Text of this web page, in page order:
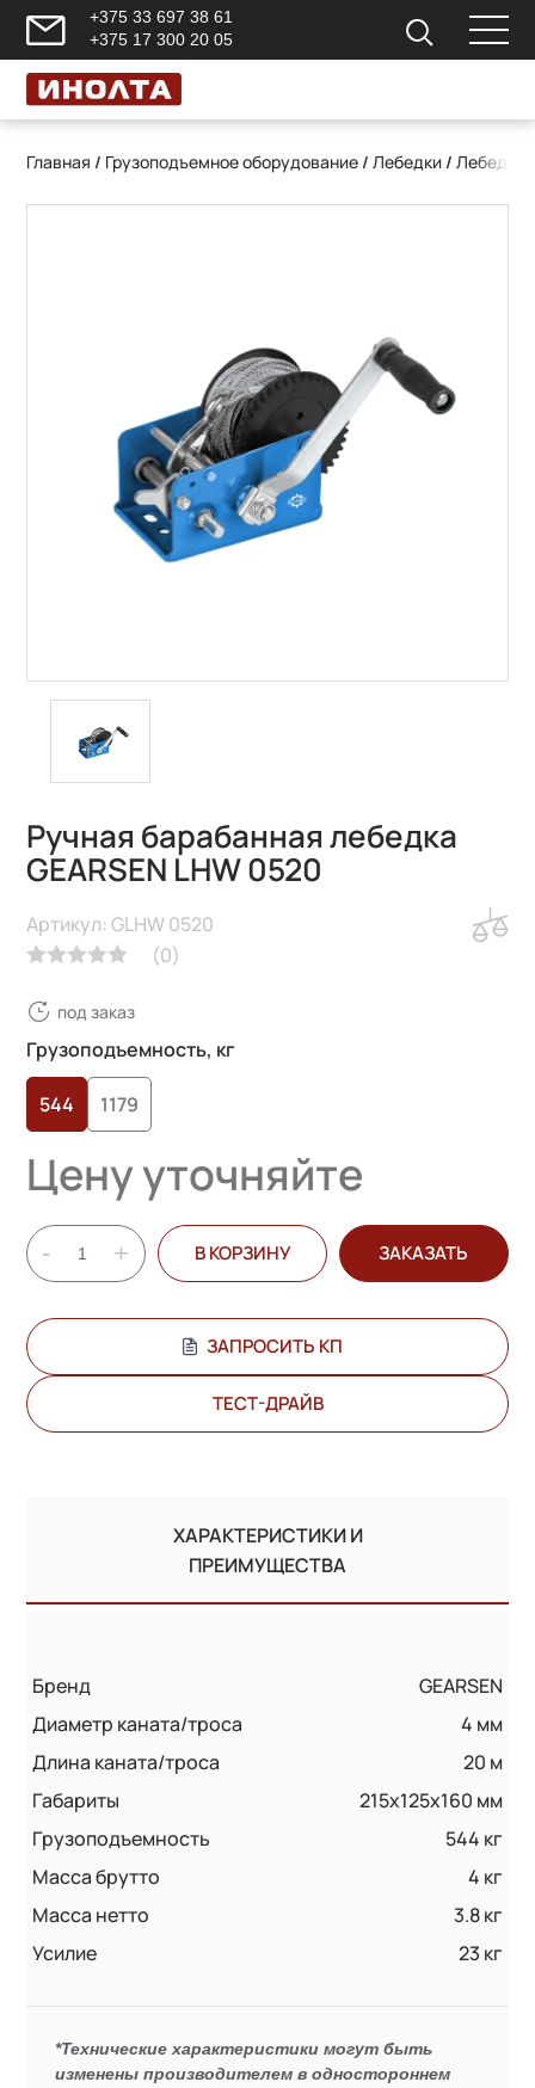
+375 33 697 38 61
+375 17 300 20 05
Главная / Грузоподъемное оборудование /Лебедки /Лебедки
Ручная барабанная лебедка
GEARSEN LHW 0520
(0)
Артикул: GLHW 0520
под заказ
Грузоподъемность, кг
544 1179
Цену уточняйте
- + В КОРЗИНУ ЗАКАЗАТЬ
ЗАПРОСИТЬ КП
ТЕСТ-ДРАЙВ
ХАРАКТЕРИСТИКИ И
ПРЕИМУЩЕСТВА
Бренд
GEARSEN
Диаметр каната/троса
4 мм
Длина каната/троса
20 м
Габариты
215x125x160 мм
Грузоподъемность
544 кг
Масса брутто
4 кг
Масса нетто
3.8 кг
Усилие
23 кг
*Технические характеристики могут быть
изменены производителем в одностороннем